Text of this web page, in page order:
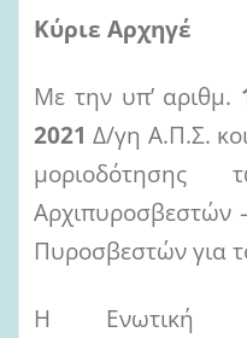
Κύριε Αρχηγέ
Με την υπ’ αριθμ.
2021 Δ/γη Α.Π.Σ.
Αρχιπυροσβεστών
Πυροσβεστών για
Η Ενωτική